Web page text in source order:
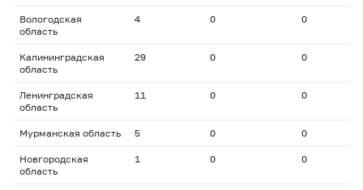
Вологодская
область
4 0 0
Калининградская
область
29 0 0
Ленинградская
область
11 0 0
Мурманская область 5 0 0
Новгородская
область
1 0 0